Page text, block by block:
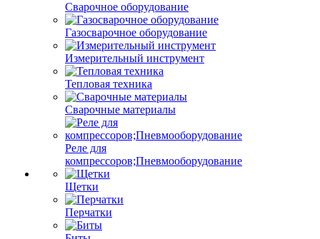
Сварочное оборудование
Газосварочное оборудование
Измерительный инструмент
Тепловая техника
Сварочные материалы
Реле для
компрессоров;Пневмооборудование
Щетки
Перчатки